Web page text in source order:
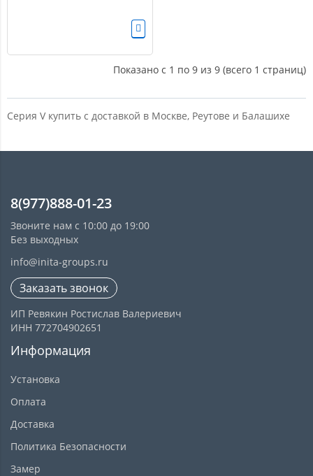
Показано с 1 по 9 из 9 (всего 1 страниц)
Cерия V купить с доставкой в Москве, Реутове и Балашихе
8(977)888-01-23
Звоните нам с 10:00 до 19:00
Без выходных
info@inita-groups.ru
Заказать звонок
ИП Ревякин Ростислав Валериевич
ИНН 772704902651
Информация
Установка
Оплата
Доставка
Политика Безопасности
Замер